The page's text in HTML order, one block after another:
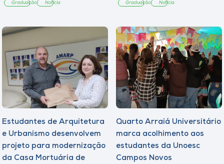
Graduação Notícia Graduação Notícia
Estudantes de Arquitetura
e Urbanismo desenvolvem
projeto para modernização
da Casa Mortuária de
Quarto Arraiá Universitário
marca acolhimento aos
estudantes da Unoesc
Campos Novos